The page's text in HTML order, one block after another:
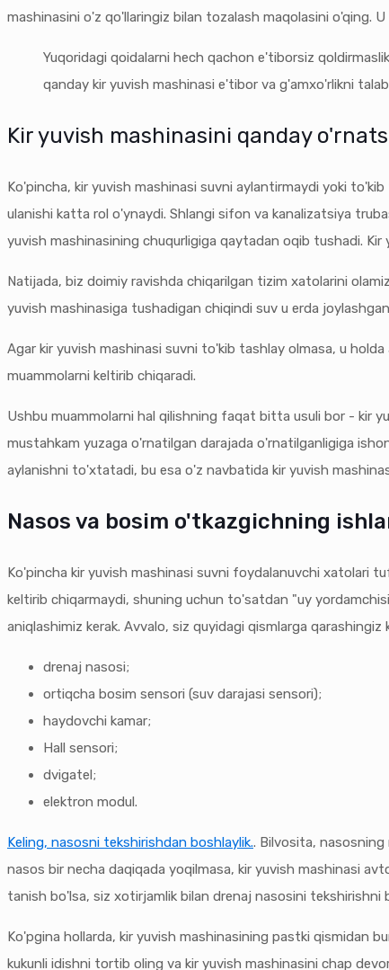
mashinasini o'z qo'llaringiz bilan tozalash maqolasini o'qing.
Yuqoridagi qoidalarni hech qachon e'tiborsiz
qanday kir yuvish mashinasi e'tibor va g'amxo'rlikni
Kir yuvish mashinasini qanday
Ko'pincha, kir yuvish mashinasi suvni aylantirmaydi yoki
ulanishi katta rol o'ynaydi. Shlangi sifon va kanalizatsiya
yuvish mashinasining chuqurligiga qaytadan oqib tushadi.
Natijada, biz doimiy ravishda chiqarilgan tizim xatolarini
yuvish mashinasiga tushadigan chiqindi suv u erda
Agar kir yuvish mashinasi suvni to'kib tashlay olmasa, u
muammolarni keltirib chiqaradi.
Ushbu muammolarni hal qilishning faqat bitta usuli bor - kir
mustahkam yuzaga o'rnatilgan darajada o'rnatilganligiga
aylanishni to'xtatadi, bu esa o'z navbatida kir yuvish
Nasos va bosim o'tkazgichning
Ko'pincha kir yuvish mashinasi suvni foydalanuvchi xatolari
keltirib chiqarmaydi, shuning uchun to'satdan "uy
aniqlashimiz kerak. Avvalo, siz quyidagi qismlarga qarashingiz
drenaj nasosi;
ortiqcha bosim sensori (suv darajasi sensori);
haydovchi kamar;
Hall sensori;
dvigatel;
elektron modul.
Keling, nasosni tekshirishdan boshlaylik.. Bilvosita,
nasos bir necha daqiqada yoqilmasa, kir yuvish mashinasi
tanish bo'lsa, siz xotirjamlik bilan drenaj nasosini tekshirishni
Ko'pgina hollarda, kir yuvish mashinasining pastki qismidan
kukunli idishni tortib oling va kir yuvish mashinasini chap